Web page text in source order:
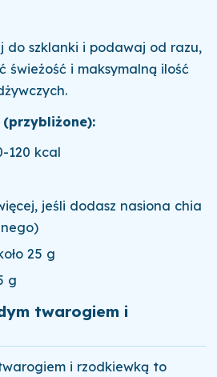
do szklanki i podawaj od razu,
świeżość i maksymalną ilość
120 kcal
jeśli dodasz nasiona chia
25 g
g
twarogiem i
i rzodkiewką to